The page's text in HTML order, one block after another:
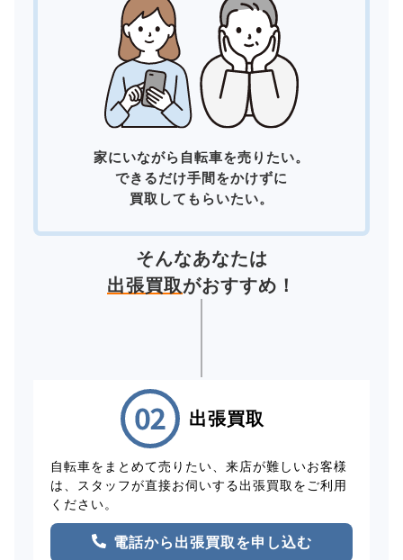
家にいながら自転車を売りたい。
できるだけ手間をかけずに
買取してもらいたい。
そんなあなたは
出張買取がおすすめ！
出張買取
自転車をまとめて売りたい、来店が難しいお客様
は、スタッフが直接お伺いする出張買取をご利用
ください。
電話から出張買取を申し込む